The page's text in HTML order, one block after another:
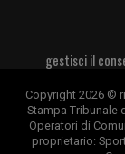
gestisci il
Copyright 2026 ©
Stampa Tribunale
Operatori di
proprietario: